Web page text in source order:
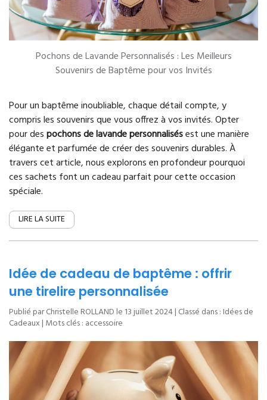
Pochons de Lavande Personnalisés : Les Meilleurs
Souvenirs de Baptême pour vos Invités
Pour un baptême inoubliable, chaque détail compte, y
compris les souvenirs que vous offrez à vos invités. Opter
pour despochons de lavande personnalisésest une manière
élégante et parfumée de créer des souvenirs durables. À
travers cet article, nous explorons en profondeur pourquoi
ces sachets font un cadeau parfait pour cette occasion
spéciale.
LIRE LA SUITE
Idée de cadeau de baptême : offrir
une tirelire personnalisée
Publié par Christelle ROLLAND le 13 juillet 2024| Classé dans : Idées de
Cadeaux | Mots clés : accessoire